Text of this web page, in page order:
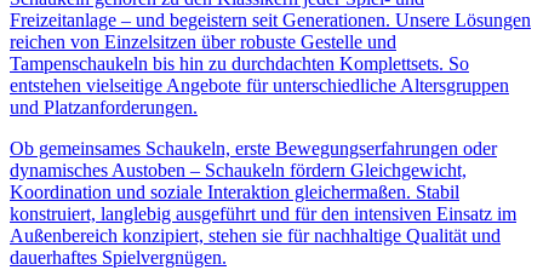
Freizeitanlage – und begeistern seit Generationen. Unsere Lösungen
reichen von Einzelsitzen über robuste Gestelle und
Tampenschaukeln bis hin zu durchdachten Komplettsets. So
entstehen vielseitige Angebote für unterschiedliche Altersgruppen
und Platzanforderungen.
Ob gemeinsames Schaukeln, erste Bewegungserfahrungen oder
dynamisches Austoben – Schaukeln fördern Gleichgewicht,
Koordination und soziale Interaktion gleichermaßen. Stabil
konstruiert, langlebig ausgeführt und für den intensiven Einsatz im
Außenbereich konzipiert, stehen sie für nachhaltige Qualität und
dauerhaftes Spielvergnügen.